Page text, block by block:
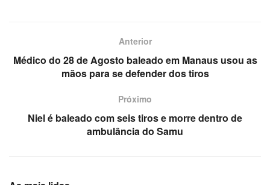
Anterior
Médico do 28 de Agosto baleado em Manaus usou as
mãos para se defender dos tiros
Próximo
Niel é baleado com seis tiros e morre dentro de
ambulância do Samu